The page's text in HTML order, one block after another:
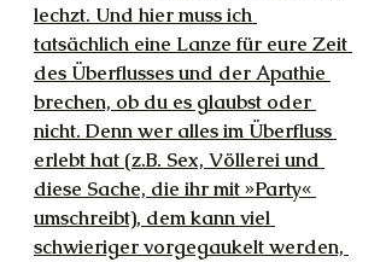
lechzt. Und hier muss ich
tatsächlich eine Lanze für eure Zeit
des Überflusses und der Apathie
brechen, ob du es glaubst oder
nicht. Denn wer alles im Überfluss
erlebt hat (z.B. Sex, Völlerei und
diese Sache, die ihr mit »Party«
umschreibt), dem kann viel
schwieriger vorgegaukelt werden,